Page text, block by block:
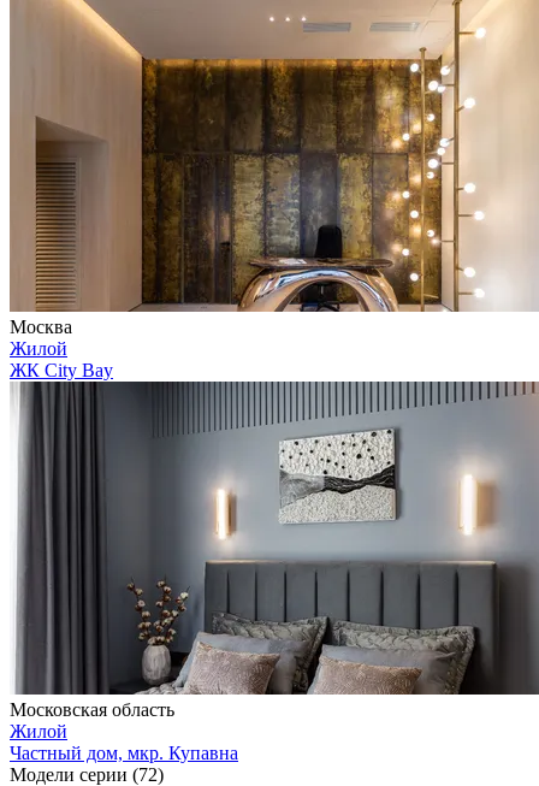
Москва
Жилой
ЖК City Bay
Московская область
Жилой
Частный дом, мкр. Купавна
Модели серии (72)